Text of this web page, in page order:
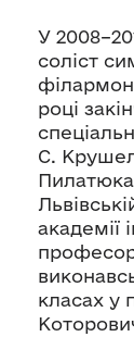
У
соліст
році
С.
академії
класах у